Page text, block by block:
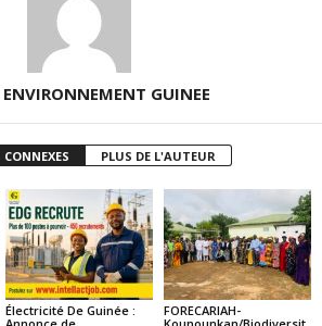
GUINEE
PLUS DE L'AUTEUR
Électricité De Guinée :
FORECARIAH-